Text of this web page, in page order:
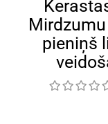
pieniņš